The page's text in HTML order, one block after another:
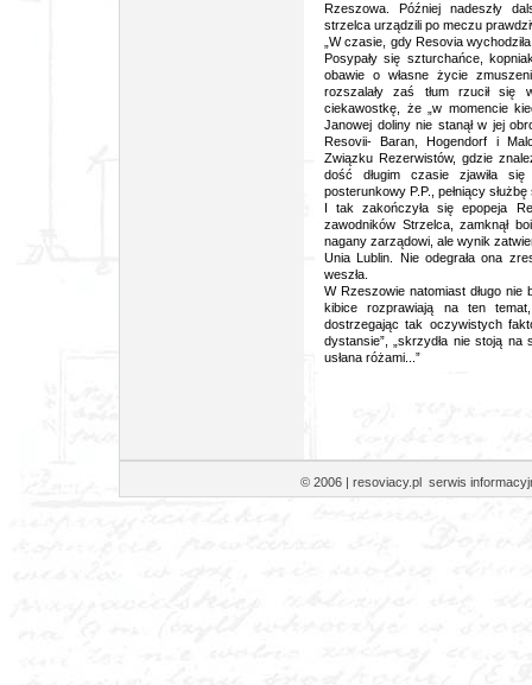
Rzeszowa. Później nadeszły
strzelca urządzili po meczu
„W czasie, gdy Resovia
Posypały się szturchańce,
obawie o własne życie
rozszalały zaś tłum rzucił się
ciekawostkę, że „w momencie
Janowej doliny nie stanął w jej
Resovii- Baran, Hogendorf i
Związku Rezerwistów, gdzie
dość długim czasie zjawiła
posterunkowy P.P., pełniący
I tak zakończyła się epopeja
zawodników Strzelca, zamknął
nagany zarządowi, ale wynik
Unia Lublin. Nie odegrała ona
weszła.
W Rzeszowie natomiast długo
kibice rozprawiają na ten
dostrzegając tak oczywistych
dystansie”, „skrzydła nie stoją
usłana różami...”
© 2006 | resoviacy.pl serwis